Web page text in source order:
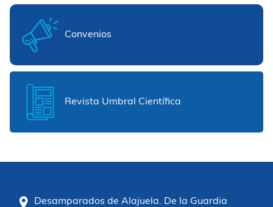
Convenios
Revista Umbral Científica
Desamparados de Alajuela. De la Guardia